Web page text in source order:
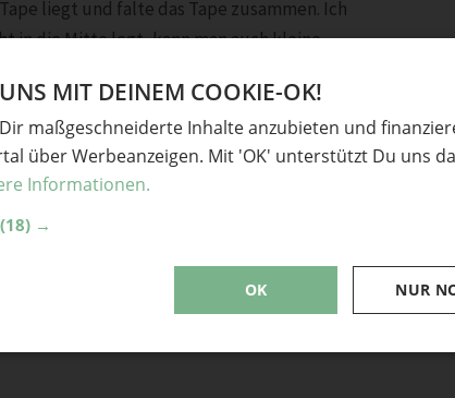
liegt und falte das Tape zusammen. Ich
in die Mitte legt, kann man auch kleine
oder andere Stäbchen
MIT DEINEM COOKIE-OK!
maßgeschneiderte Inhalte anzubieten und
über Werbeanzeigen. Mit 'OK' unterstützt Du uns
Informationen.
(18) →
OK NUR